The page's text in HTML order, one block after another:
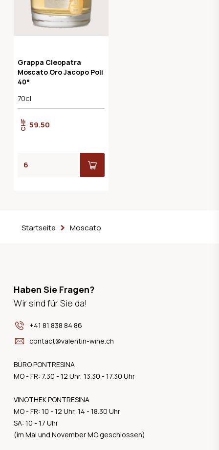
Grappa Cleopatra
Moscato Oro Jacopo Poli
40°
70cl
CHF 59.50
Startseite Moscato
Haben Sie Fragen?
Wir sind für Sie da!
+41 81 838 84 86
contact@valentin-wine.ch
BÜRO PONTRESINA
MO - FR: 7.30 - 12 Uhr, 13.30 - 17.30 Uhr
VINOTHEK PONTRESINA
MO - FR: 10 - 12 Uhr, 14 - 18.30 Uhr
SA: 10 - 17 Uhr
(im Mai und November MO geschlossen)